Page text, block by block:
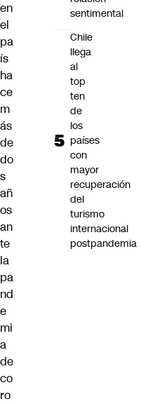
en
el
pa
ís
ha
ce
m
ás
de
do
s
añ
os
an
te
la
pa
nd
e
mi
a
de
co
ro
sentimental
Chile
llega
al
top
ten
de
los
países
con
mayor
recuperación
del
turismo
internacional
postpandemia